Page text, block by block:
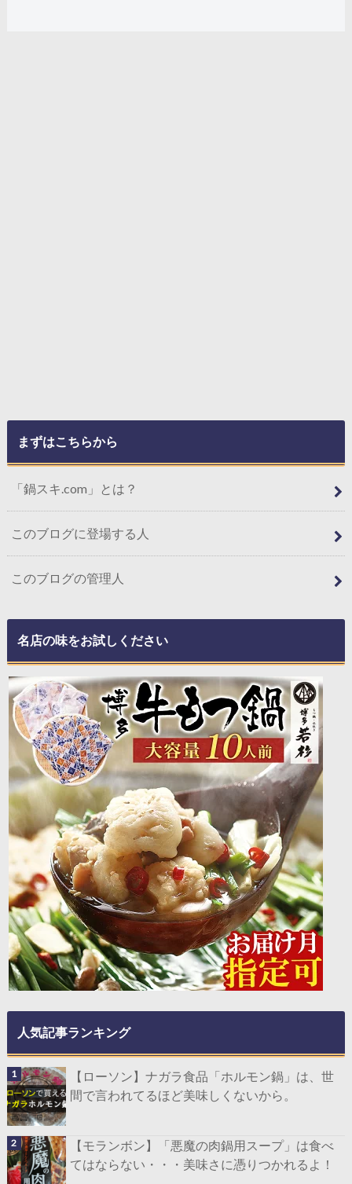
まずはこちらから
「鍋スキ.com」とは？
このブログに登場する人
このブログの管理人
名店の味をお試しください
人気記事ランキング
【ローソン】ナガラ食品「ホルモン鍋」は、世
間で言われてるほど美味しくないから。
【モランボン】「悪魔の肉鍋用スープ」は食べ
てはならない・・・美味さに憑りつかれるよ！